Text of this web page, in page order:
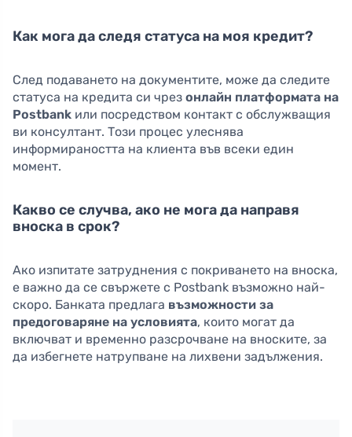
Как мога да следя статуса на моя кредит?
След подаването на документите, може да следите
статуса на кредита си чрез онлайн платформата на
Postbank или посредством контакт с обслужващия
ви консултант. Този процес улеснява
информираността на клиента във всеки един
момент.
Какво се случва, ако не мога да направя
вноска в срок?
Ако изпитате затруднения с покриването на вноска,
е важно да се свържете с Postbank възможно най-
скоро. Банката предлага възможности за
предоговаряне на условията, които могат да
включват и временно разсрочване на вноските, за
да избегнете натрупване на лихвени задължения.